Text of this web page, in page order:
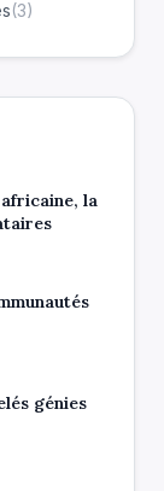
(3)
la
génies